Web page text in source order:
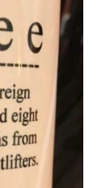
Apri il menu di navigazione